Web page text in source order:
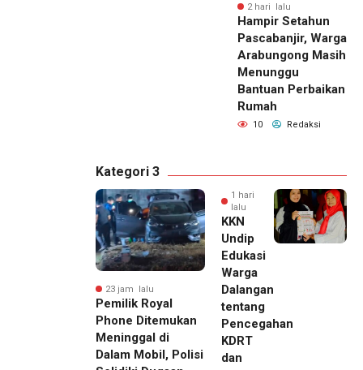
2 hari lalu
Hampir Setahun
Pascabanjir, Warga
Arabungong Masih
Menunggu
Bantuan Perbaikan
Rumah
10 Redaksi
Kategori 3
23 jam lalu
Pemilik Royal
Phone Ditemukan
Meninggal di
Dalam Mobil, Polisi
1 hari
lalu
KKN
Undip
Edukasi
Warga
Dalangan
tentang
Pencegahan
KDRT
dan